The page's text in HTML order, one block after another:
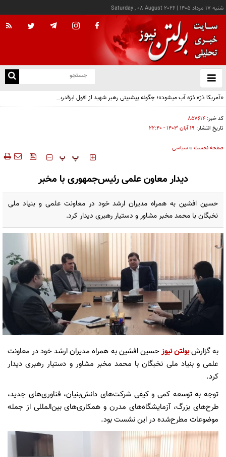
شنبه ۱۷ مرداد ۱۴۰۵ |
Saturday , 08 August 2026
باز
و
«آمریکا ذرّه ذرّه آب میشود»؛ چگونه پیشبینی رهبر شهید از افول ابرقدرت به حقیقت پیوست؟
کد خبر: ۸۵۷۶۱۴
تاریخ انتشار: ۱۹ آبان ۱۴۰۳ - ۲۲:۴۰
صفحه نخست »سیاسی
‍‍‍ پ پ
دیدار معاون علمی رئیس‌جمهوری با مخبر
حسین افشین به همراه مدیران ارشد خود در معاونت علمی و بنیاد ملی
نخبگان با محمد مخبر مشاور و دستیار رهبری دیدار کرد.
به گزارشبولتن نیوزحسین افشین به همراه مدیران ارشد خود در معاونت
علمی و بنیاد ملی نخبگان با ‎محمد مخبر مشاور و دستیار رهبری دیدار
کرد.
توجه به توسعه کمی و کیفی شرکت‌های دانش‌بنیان، فناوری‌های جدید،
طرح‌های بزرگ، آزمایشگاه‌های مدرن ‏و همکاری‌های بین‌المللی از جمله
موضوعات مطرح‌شده در این نشست بود.